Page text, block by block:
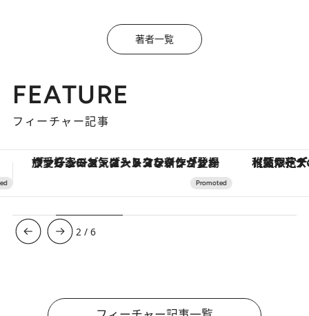
著者一覧
FEATURE
フィーチャー記事
【夏限定ディナーコース】旬を迎える稚鮎や花ズッキーニなどをイタリア・トスカーナの郷土料理の手法で満喫！
3 /6